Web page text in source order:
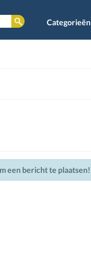
Categorieën
een bericht te plaatsen!